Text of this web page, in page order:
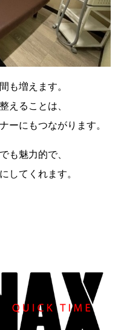
も増えます。
えることは、
ーにもつながります。
も魅力的で、
してくれます。